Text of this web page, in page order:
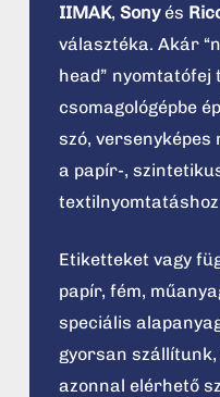
IIMAK, Sonyés
választéka. Akár
head”
csomagológépbe
szó,
a papír-,
Etiketteket vagy
papír, fém,
speciális
gyorsan
azonnal elérhető